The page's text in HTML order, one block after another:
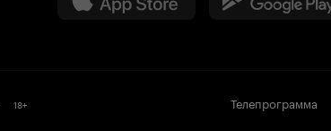
18+ Телепрограмма